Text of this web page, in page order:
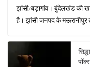
झांसी/बड़ागांव। बुंदेलखंड की
है। झांसी जनपद के मऊरानीपुर